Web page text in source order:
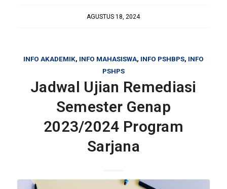
AGUSTUS 18, 2024
INFO AKADEMIK, INFO MAHASISWA, INFO PSHBPS, INFO
PSHPS
Jadwal Ujian Remediasi
Semester Genap
2023/2024 Program
Sarjana